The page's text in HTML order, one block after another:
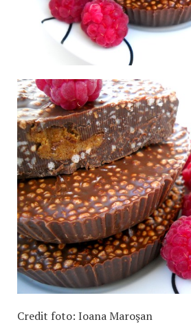
Credit foto: Ioana Maroşan